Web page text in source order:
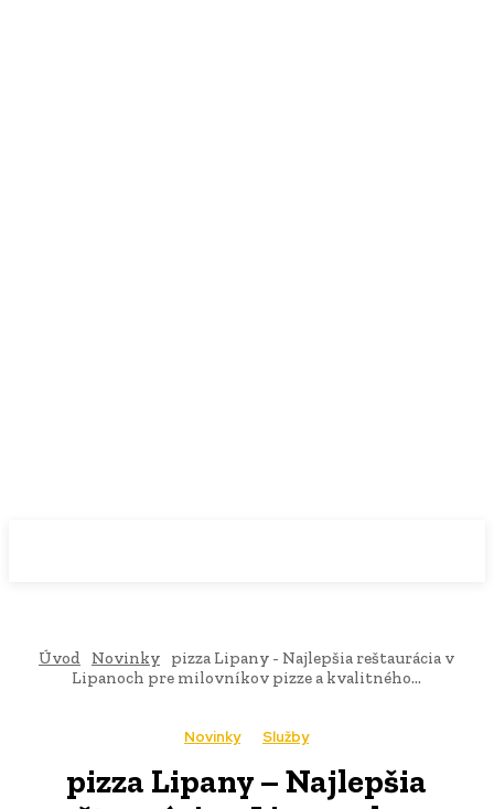
Úvod Novinky
pizza Lipany - Najlepšia reštaurácia v
Lipanoch pre milovníkov pizze a kvalitného...
Novinky Služby
pizza Lipany – Najlepšia